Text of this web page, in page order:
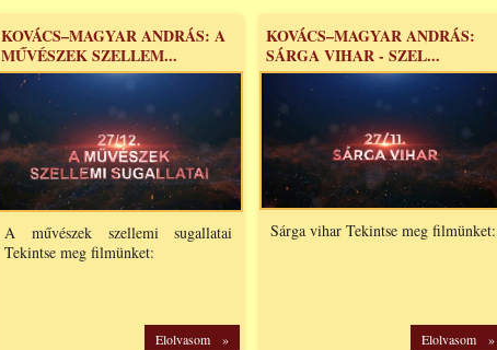
KOVÁCS–MAGYAR ANDRÁS: A
MŰVÉSZEK SZELLEM...
A művészek szellemi sugallatai
Tekintse meg filmünket:
Elolvasom »
KOVÁCS–MAGYAR ANDRÁS:
SÁRGA VIHAR - SZEL...
Sárga vihar Tekintse meg filmünket:
Elolvasom »